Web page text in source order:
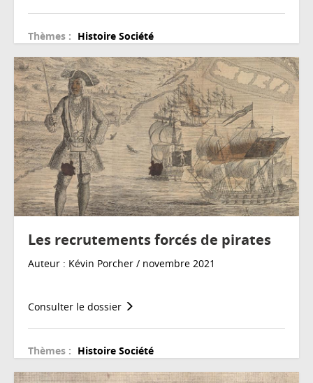
Thèmes : Histoire Société
Les recrutements forcés de pirates
Auteur : Kévin Porcher / novembre 2021
Consulter le dossier
Thèmes : Histoire Société